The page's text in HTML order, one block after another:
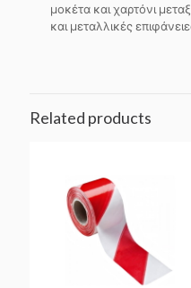
μοκέτα και χαρτόνι
και μεταλλικές
Related products